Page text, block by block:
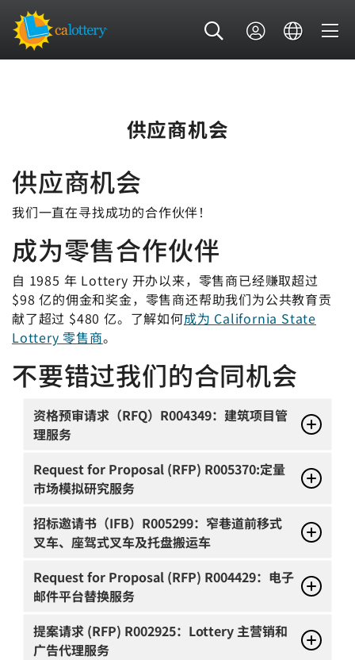
供应商机会
供应商机会
我们一直在寻找成功的合作伙伴！
成为零售合作伙伴
自 1985 年 Lottery 开办以来，零售商已经赚取超过
$98 亿的佣金和奖金，零售商还帮助我们为公共教育贡
献了超过 $480 亿。了解如何成为 California State
Lottery 零售商。
不要错过我们的合同机会
资格预审请求（RFQ）R004349：建筑项目管
理服务
Request for Proposal (RFP) R005370:定量
市场模拟研究服务
招标邀请书（IFB）R005299：窄巷道前移式
叉车、座驾式叉车及托盘搬运车
Request for Proposal (RFP) R004429：电子
邮件平台替换服务
提案请求 (RFP) R002925：Lottery 主营销和
广告代理服务